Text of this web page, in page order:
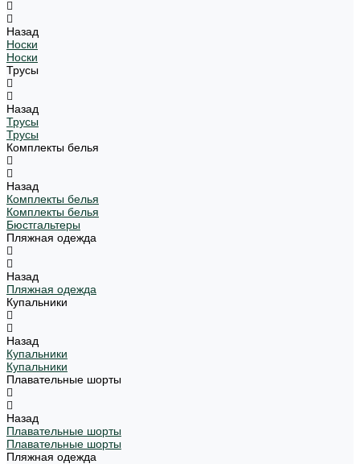
Назад
Носки
Носки
Трусы
Назад
Трусы
Трусы
Комплекты белья
Назад
Комплекты белья
Комплекты белья
Бюстгальтеры
Пляжная одежда
Назад
Пляжная одежда
Купальники
Назад
Купальники
Купальники
Плавательные шорты
Назад
Плавательные шорты
Плавательные шорты
Пляжная одежда